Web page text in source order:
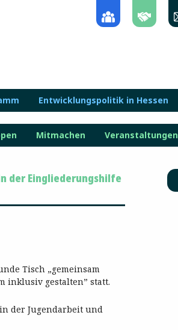
Entwicklungspolitik in Hessen
Mitmachen Veranstaltungen
der Eingliederungshilfe
Tisch „gemeinsam
inklusiv gestalten” statt.
der Jugendarbeit und